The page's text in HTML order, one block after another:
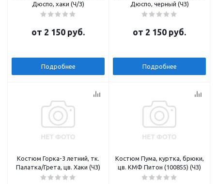
Дюспо, хаки (Ч/З)
от 2 150 руб.
Подробнее
Дюспо, черный (ЧЗ)
от 2 150 руб.
Подробнее
Костюм Горка-3 летний, тк.
Палатка/Грета, цв. Хаки (ЧЗ)
Костюм Пума, куртка, брюки,
цв. КМФ Питон (100855) (ЧЗ)